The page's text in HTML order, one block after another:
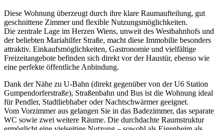
Diese Wohnung überzeugt durch ihre klare Raumaufteilung, gut
geschnittene Zimmer und flexible Nutzungsmöglichkeiten.
Die zentrale Lage im Herzen Wiens, unweit des Westbahnhofs und
der beliebten Mariahilfer Straße, macht diese Immobilie besonders
attraktiv. Einkaufsmöglichkeiten, Gastronomie und vielfältige
Freizeitangebote befinden sich direkt vor der Haustür, ebenso wie
eine perfekte öffentliche Anbindung.
Dank der Nähe zu U-Bahn (direkt gegenüber von der U6 Station
Gumpendorferstraße), Straßenbahn und Bus ist die Wohnung ideal
für Pendler, Stadtliebhaber oder Nachtschwärmer geeignet.
Vom Vorzimmer aus gelangen Sie in das Badezimmer, das separate
WC sowie zwei weitere Räume. Die durchdachte Raumstruktur